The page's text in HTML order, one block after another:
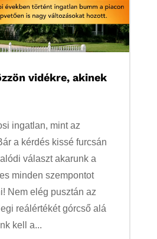
vidékre, akinek
ingatlan, mint az
a kérdés kissé furcsán
választ akarunk a
minden szempontot
Nem elég pusztán az
reálértékét górcső alá
kell a...